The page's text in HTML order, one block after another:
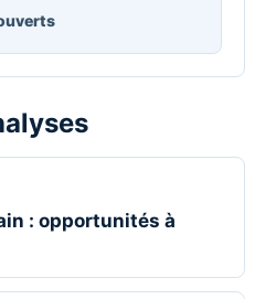
: opportunités à